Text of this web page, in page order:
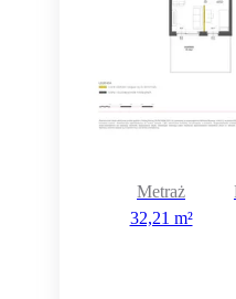
Metraż
32,21 m²